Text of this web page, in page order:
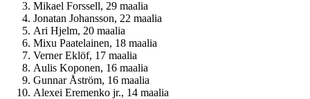
Mikael Forssell, 29 maalia
Jonatan Johansson, 22 maalia
Ari Hjelm, 20 maalia
Mixu Paatelainen, 18 maalia
Verner Eklöf, 17 maalia
Aulis Koponen, 16 maalia
Gunnar Åström, 16 maalia
Alexei Eremenko jr., 14 maalia